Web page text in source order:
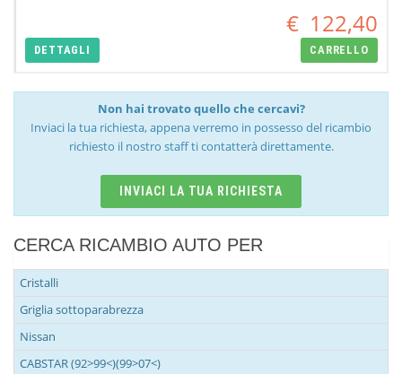
€ 122,40
DETTAGLI CARRELLO
Non hai trovato quello che cercavi?
Inviaci la tua richiesta, appena verremo in possesso del ricambio
richiesto il nostro staff ti contatterà direttamente.
INVIACI LA TUA RICHIESTA
CERCA RICAMBIO AUTO PER
Cristalli
Griglia sottoparabrezza
Nissan
CABSTAR (92>99<)(99>07<)